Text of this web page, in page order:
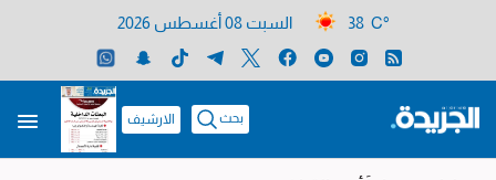
38 C° السبت 08 أغسطس 2026
بحث الارشيف